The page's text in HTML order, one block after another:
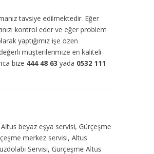
tavsiye edilmektedir. Eğer
kontrol eder ve eğer problem
yaptığımız işe özen
müşterilerimize en kaliteli
bize 444 48 63 yada 0532 111
beyaz eşya servisi, Gürçeşme
merkez servisi, Altus
Servisi, Gürçeşme Altus